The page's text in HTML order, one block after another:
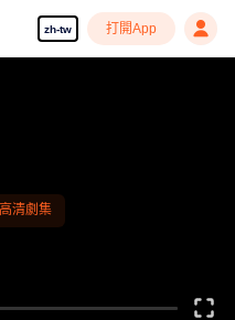
zh-tw 打開App
清劇集